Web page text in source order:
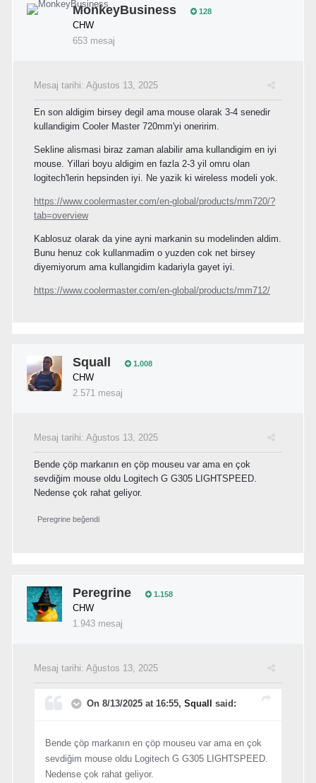
MonkeyBusiness 128
CHW
653 mesaj
Mesaj tarihi: Ağustos 13, 2025
En son aldigim birsey degil ama mouse olarak 3-4 senedir
kullandigim Cooler Master 720mm'yi oneririm.
Sekline alismasi biraz zaman alabilir ama kullandigim en iyi
mouse. Yillari boyu aldigim en fazla 2-3 yil omru olan
logitech'lerin hepsinden iyi. Ne yazik ki wireless modeli yok.
https://www.coolermaster.com/en-global/products/mm720/?
tab=overview
Kablosuz olarak da yine ayni markanin su modelinden aldim.
Bunu henuz cok kullanmadim o yuzden cok net birsey
diyemiyorum ama kullangidim kadariyla gayet iyi.
https://www.coolermaster.com/en-global/products/mm712/
Squall 1.008
CHW
2.571 mesaj
Mesaj tarihi: Ağustos 13, 2025
Bende çöp markanın en çöp mouseu var ama en çok
sevdiğim mouse oldu Logitech G G305 LIGHTSPEED.
Nedense çok rahat geliyor.
Peregrine beğendi
Peregrine 1.158
CHW
1.943 mesaj
Mesaj tarihi: Ağustos 13, 2025
On 8/13/2025 at 16:55, Squall said:
Bende çöp markanın en çöp mouseu var ama en çok
sevdiğim mouse oldu Logitech G G305 LIGHTSPEED.
Nedense çok rahat geliyor.